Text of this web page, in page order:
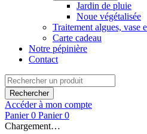
Jardin de pluie
Noue végétalisée
Traitement algues, vase
Carte cadeau
Notre pépinière
Contact
Rechercher
Accéder à mon compte
Panier 0 Panier 0
Chargement…